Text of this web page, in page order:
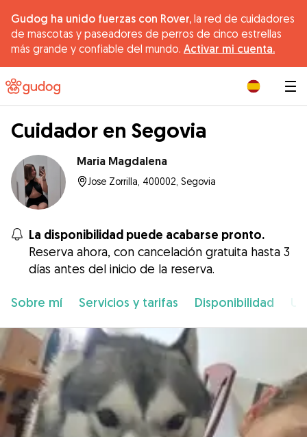
Gudog ha unido fuerzas con Rover, la red de cuidadores
de mascotas y paseadores de perros de cinco estrellas
más grande y confiable del mundo. Activar mi cuenta.
Cuidador en Segovia
Maria Magdalena
Jose Zorrilla, 400002, Segovia
La disponibilidad puede acabarse pronto.
Reserva ahora, con cancelación gratuita hasta 3
días antes del inicio de la reserva.
Sobre mí Servicios y tarifas Disponibilidad